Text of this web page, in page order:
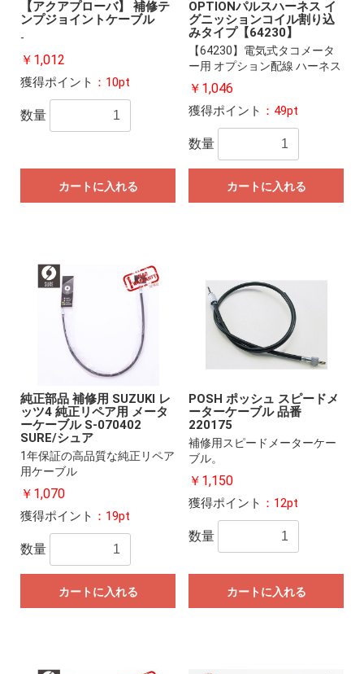
【アクアプローバ】 補修テ
ンプジョイントケーブル
-
￥1,012
獲得ポイント ：10pt
数量
カートに入れる
OPTIONパルスハーネス イ
グニッションコイル割り込
みタイプ【64230】
【64230】電気式タコメータ
ー用 オプション配線 ハーネス
￥1,046
獲得ポイント ：49pt
数量
カートに入れる
純正部品 補修用 SUZUKI レ
ッツ4 純正リペア用 メータ
ーケーブル S-070402
SURE/シュア
1年保証の高品質な純正リペア
用ケーブル
￥1,070
獲得ポイント ：19pt
数量
カートに入れる
POSH ポッシュ スピードメ
ーターケーブル 品番
220175
補修用スピードメーターケー
ブル。
￥1,150
獲得ポイント ：12pt
数量
カートに入れる